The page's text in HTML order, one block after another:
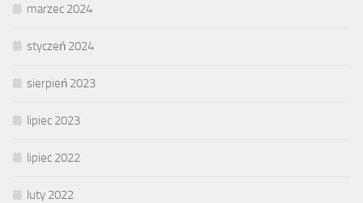
marzec 2024
styczeń 2024
sierpień 2023
lipiec 2023
lipiec 2022
luty 2022